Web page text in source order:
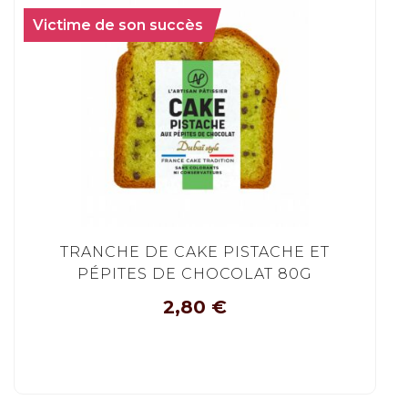
Victime de son succès
TRANCHE DE CAKE PISTACHE ET
PÉPITES DE CHOCOLAT 80G
2,80 €